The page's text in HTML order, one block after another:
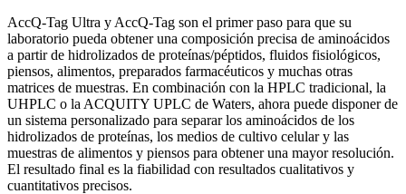
AccQ-Tag Ultra y AccQ-Tag son el primer paso para que su
laboratorio pueda obtener una composición precisa de aminoácidos
a partir de hidrolizados de proteínas/péptidos, fluidos fisiológicos,
piensos, alimentos, preparados farmacéuticos y muchas otras
matrices de muestras. En combinación con la HPLC tradicional, la
UHPLC o la ACQUITY UPLC de Waters, ahora puede disponer de
un sistema personalizado para separar los aminoácidos de los
hidrolizados de proteínas, los medios de cultivo celular y las
muestras de alimentos y piensos para obtener una mayor resolución.
El resultado final es la fiabilidad con resultados cualitativos y
cuantitativos precisos.